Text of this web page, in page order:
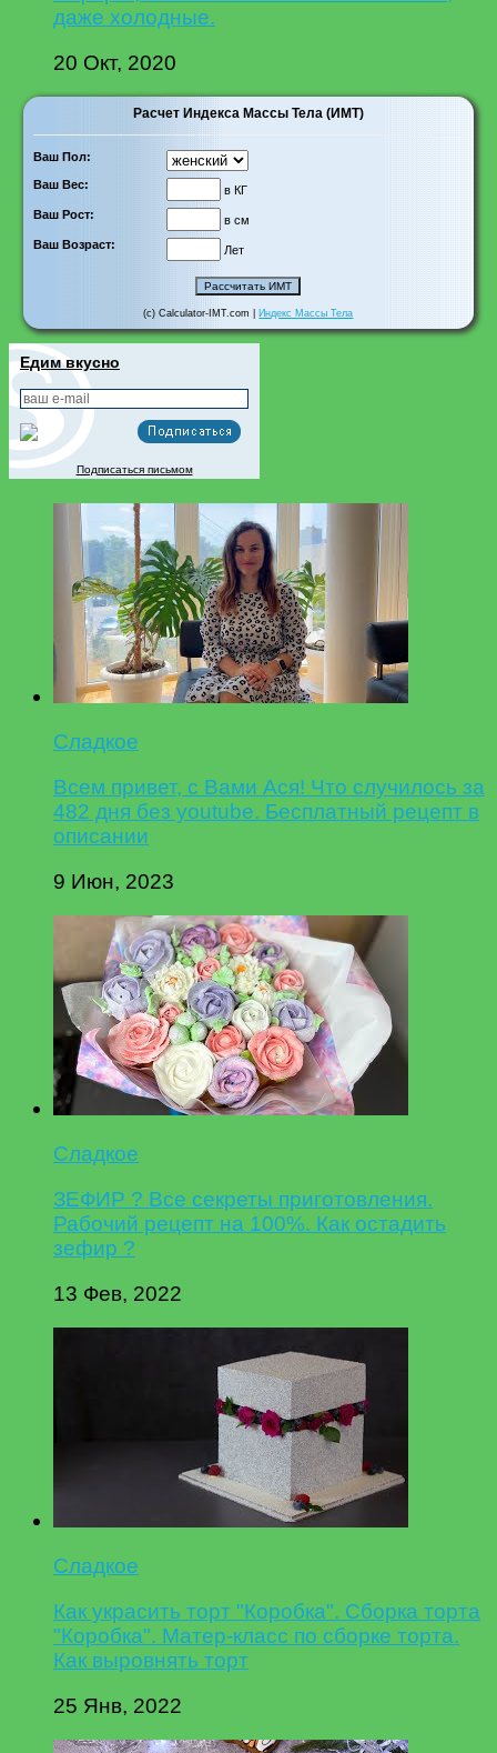
даже холодные.
20 Окт, 2020
Расчет Индекса Массы Тела (ИМТ)
Ваш Пол:
Ваш Вес:
в КГ
Ваш Рост:
в см
Ваш Возраст:
Лет
(c) Calculator-IMT.com | Индекс Массы Тела
Едим вкусно
Подписаться письмом
Сладкое
Всем привет, с Вами Ася! Что случилось за
482 дня без youtube. Бесплатный рецепт в
описании
9 Июн, 2023
Сладкое
ЗЕФИР ? Все секреты приготовления.
Рабочий рецепт на 100%. Как остадить
зефир ?
13 Фев, 2022
Сладкое
Как украсить торт "Коробка". Сборка торта
"Коробка". Матер-класс по сборке торта.
Как выровнять торт
25 Янв, 2022